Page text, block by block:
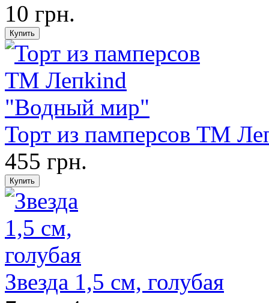
10 грн.
Торт из памперсов ТМ
455 грн.
Звезда 1,5 см, голубая